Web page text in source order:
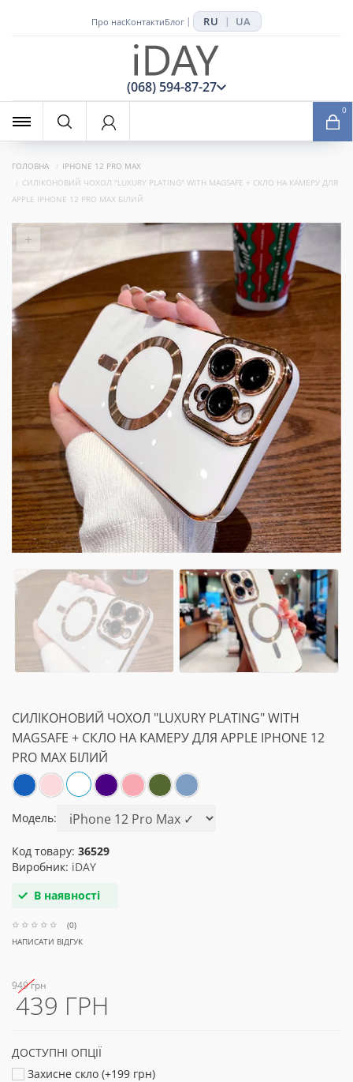
Про насКонтактиБлог | RU | UA
(068) 594-87-27
0
ГОЛОВНА
IPHONE 12 PRO MAX
СИЛІКОНОВИЙ ЧОХОЛ "LUXURY PLATING" WITH MAGSAFE + СКЛО НА КАМЕРУ ДЛЯ
APPLE IPHONE 12 PRO MAX БІЛИЙ
+
СИЛІКОНОВИЙ ЧОХОЛ "LUXURY PLATING" WITH
MAGSAFE + СКЛО НА КАМЕРУ ДЛЯ APPLE IPHONE 12
PRO MAX БІЛИЙ
Модель:
Код товару: 36529
Виробник: iDAY
В наявності
(0)
НАПИСАТИ ВІДГУК
949 грн
439 ГРН
ДОСТУПНІ ОПЦІЇ
Захисне скло (+199 грн)